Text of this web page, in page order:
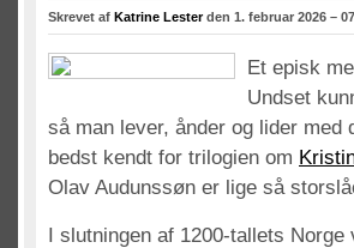
Skrevet af Katrine Lesterden 1. februar 2026 –
Et episk
Undset
så man lever, ånder og lider med
bedst kendt for trilogien om
Olav Audunssøn er lige så
I slutningen af 1200-tallets